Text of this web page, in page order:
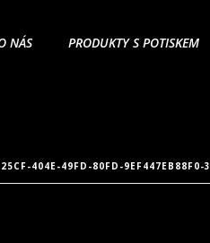
NÁS PRODUKTY S POTISKEM
404E-49FD-80FD-9EF447EB88F0-3